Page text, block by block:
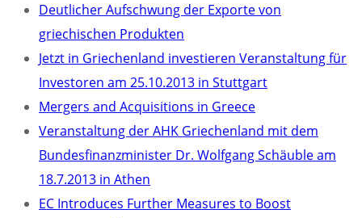
Deutlicher Aufschwung der Exporte von
griechischen Produkten
Jetzt in Griechenland investieren Veranstaltung für
Investoren am 25.10.2013 in Stuttgart
Mergers and Acquisitions in Greece
Veranstaltung der AHK Griechenland mit dem
Bundesfinanzminister Dr. Wolfgang Schäuble am
18.7.2013 in Athen
EC Introduces Further Measures to Boost